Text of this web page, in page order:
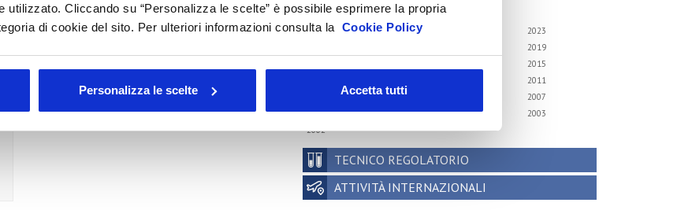
utilizzato. Cliccando su “Personalizza le scelte” è possibile esprimere la propria
di cookie del sito. Per ulteriori informazioni consulta la Cookie Policy
Personalizza le scelte Accetta tutti
Tutti gli anni
2026 2025
2023
2019
2015
2011
2009
2007
2006
2005 2004
2003
2002
TECNICO REGOLATORIO
ATTIVITÀ INTERNAZIONALI